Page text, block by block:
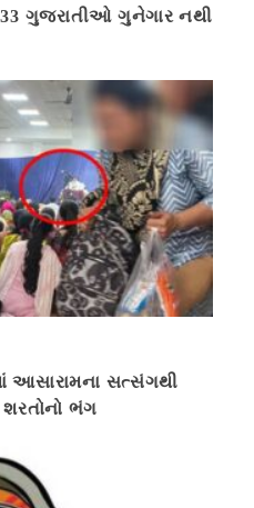
33 ગુજરાતીઓ ગુનેગાર નથી
આસારામના સત્સંગથી
શરતોનો ભંગ